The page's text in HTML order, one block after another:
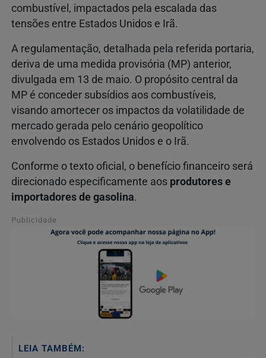
combustível, impactados pela escalada das
tensões entre Estados Unidos e Irã.
A regulamentação, detalhada pela referida portaria,
deriva de uma medida provisória (MP) anterior,
divulgada em 13 de maio. O propósito central da
MP é conceder subsídios aos combustíveis,
visando amortecer os impactos da volatilidade de
mercado gerada pelo cenário geopolítico
envolvendo os Estados Unidos e o Irã.
Conforme o texto oficial, o benefício financeiro será
direcionado especificamente aos produtores e
importadores de gasolina.
Publicidade
LEIA TAMBÉM: